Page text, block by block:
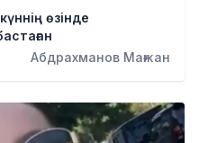
өзінде
Абдрахманов Мағжан